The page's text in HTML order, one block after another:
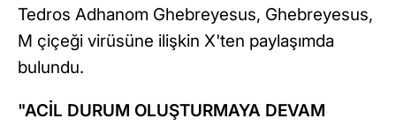
Tedros Adhanom Ghebreyesus, Ghebreyesus,
M çiçeği virüsüne ilişkin X'ten paylaşımda
bulundu.
"ACİL DURUM OLUŞTURMAYA DEVAM